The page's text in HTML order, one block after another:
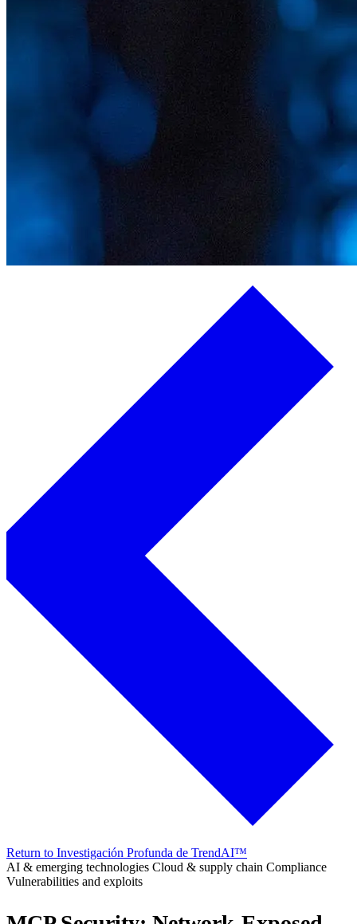
Return to Investigación Profunda de TrendAI™
AI & emerging technologies Cloud & supply chain Compliance
Vulnerabilities and exploits